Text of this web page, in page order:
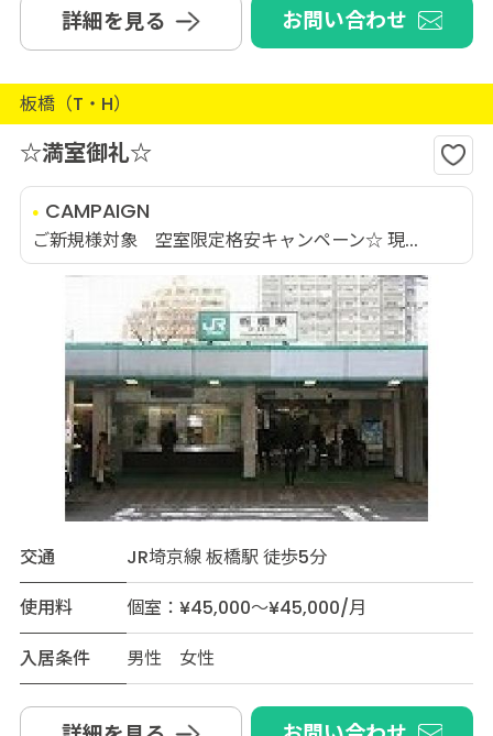
詳細を見る お問い合わせ
板橋（T・H）
☆満室御礼☆
CAMPAIGN
ご新規様対象 空室限定格安キャンペーン☆ 現...
交通
JR埼京線 板橋駅 徒歩5分
使用料
個室：¥45,000～¥45,000/月
入居条件
男性 女性